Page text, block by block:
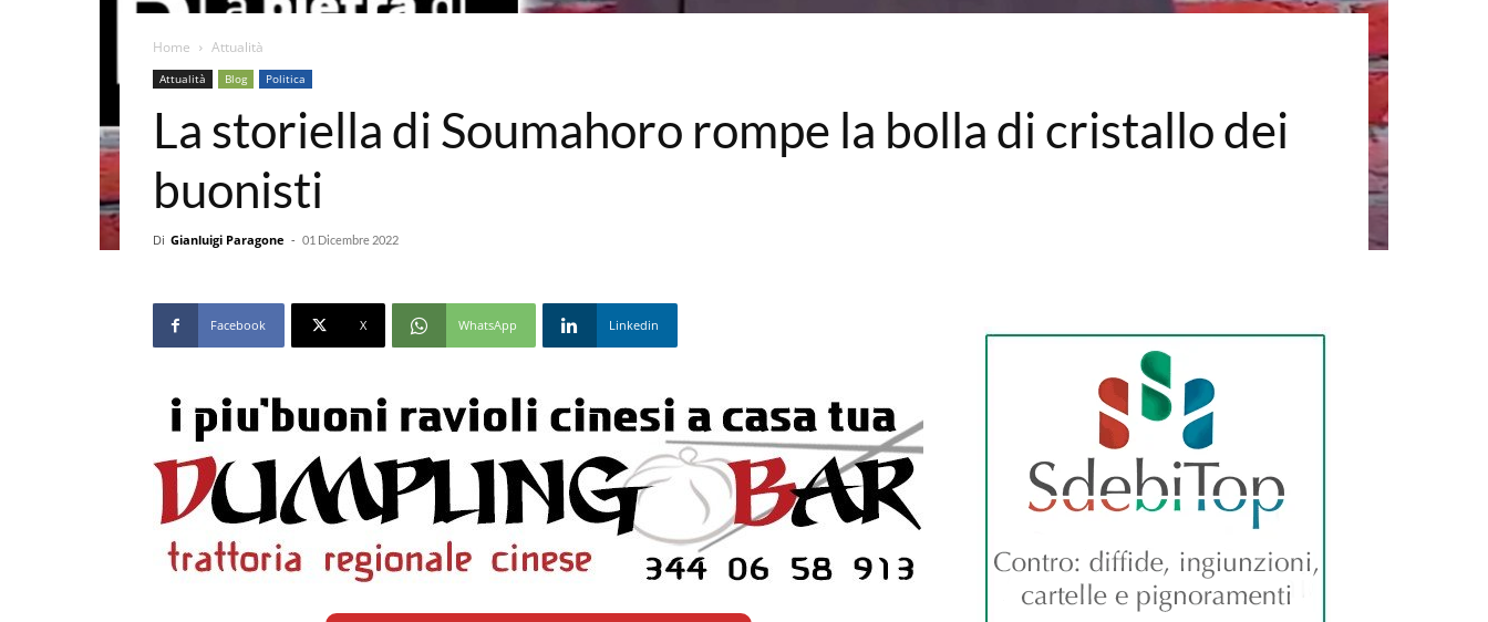
Home Attualità
Attualità Blog Politica
La storiella di Soumahoro rompe la bolla di cristallo dei
buonisti
Di Gianluigi Paragone - 01 Dicembre 2022
Facebook X WhatsApp Linkedin